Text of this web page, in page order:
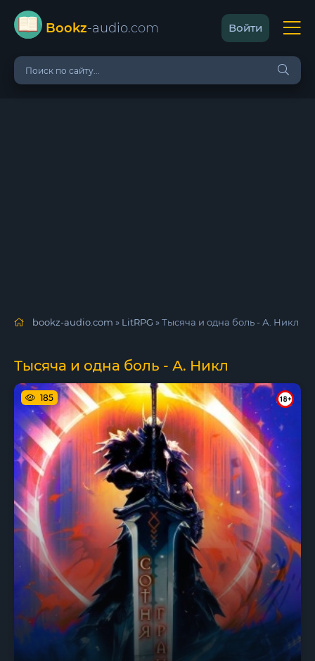
Bookz-audio.com Войти
bookz-audio.com » LitRPG » Тысяча и одна боль - А. Никл
Тысяча и одна боль - А. Никл
185